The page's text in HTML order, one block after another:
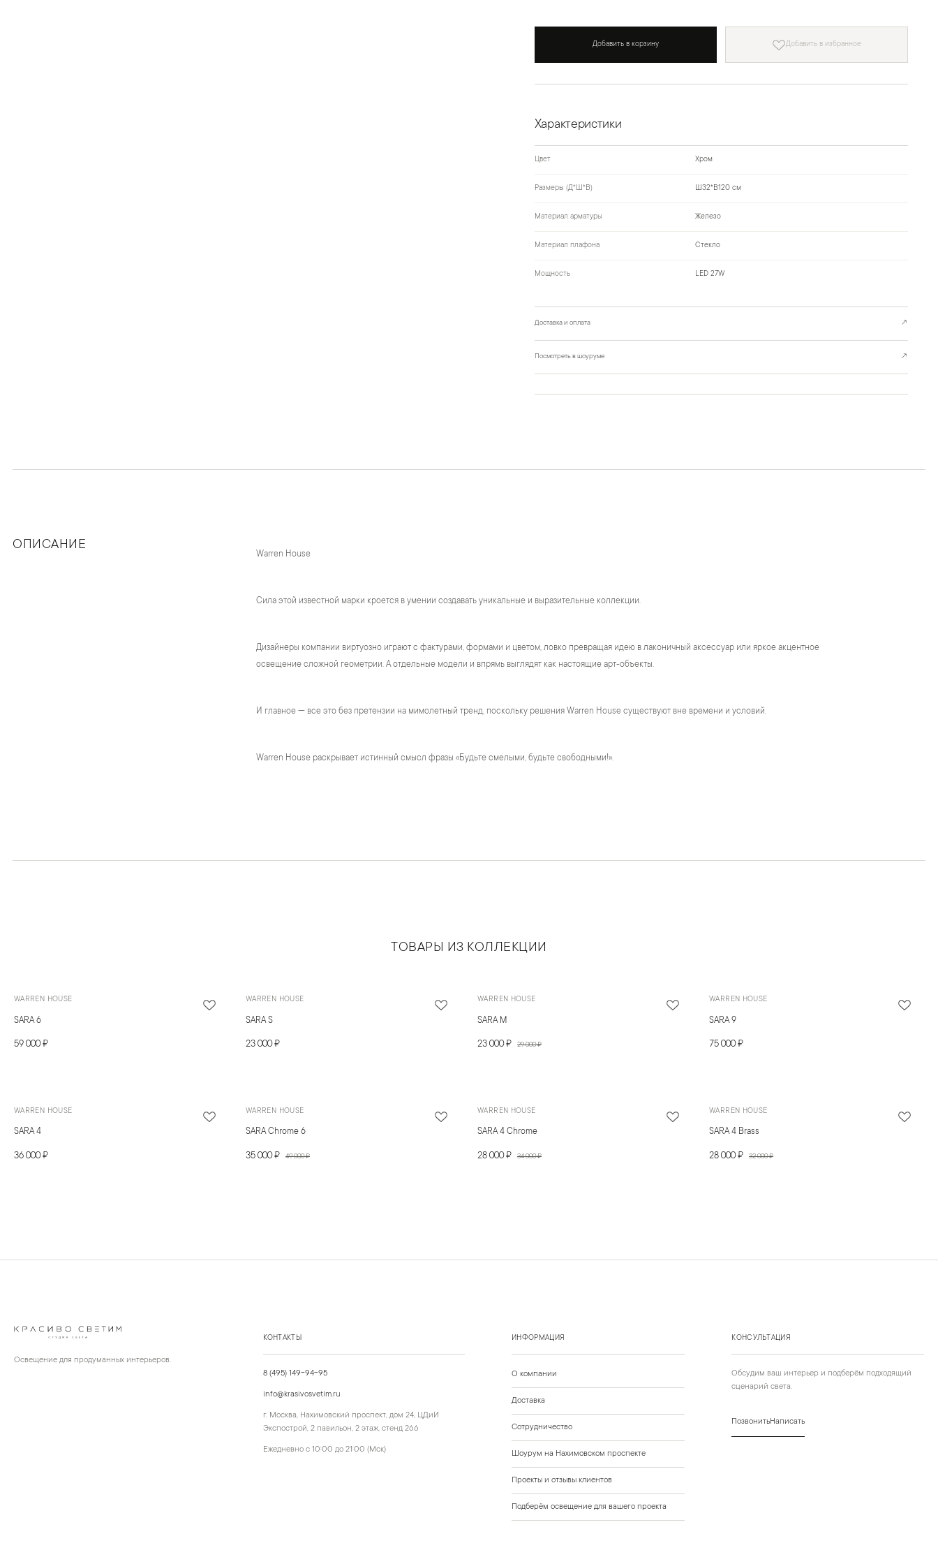
Добавить в корзину Добавить в избранное
Характеристики
Цвет Хром
Размеры (Д*Ш*В) Ш32*В120 см
Материал арматуры Железо
Материал плафона Стекло
Мощность LED 27W
Доставка и оплата ↗
Посмотреть в шоуруме ↗
ОПИСАНИЕ
Warren House
Сила этой известной марки кроется в умении создавать уникальные и выразительные коллекции.
Дизайнеры компании виртуозно играют с фактурами, формами и цветом, ловко превращая идею в лаконичный аксессуар или яркое акцентное
освещение сложной геометрии. А отдельные модели и впрямь выглядят как настоящие арт-объекты.
И главное — все это без претензии на мимолетный тренд, поскольку решения Warren House существуют вне времени и условий.
Warren House раскрывает истинный смысл фразы «Будьте смелыми, будьте свободными!».
ТОВАРЫ ИЗ КОЛЛЕКЦИИ
WARREN HOUSE
SARA 6
59 000 ₽
WARREN HOUSE
SARA S
23 000 ₽
WARREN HOUSE
SARA M
23 000 ₽ 29 000 ₽
WARREN HOUSE
SARA 9
75 000 ₽
WARREN HOUSE
SARA 4
36 000 ₽
WARREN HOUSE
SARA Chrome 6
35 000 ₽ 49 000 ₽
WARREN HOUSE
SARA 4 Chrome
28 000 ₽ 34 000 ₽
WARREN HOUSE
SARA 4 Brass
28 000 ₽ 32 000 ₽
Освещение для продуманных интерьеров.
КОНТАКТЫ
8 (495) 149-94-95
info@krasivosvetim.ru
г. Москва, Нахимовский проспект, дом 24, ЦДиИ
Экспострой, 2 павильон, 2 этаж, стенд 266
Ежедневно с 10:00 до 21:00 (Мск)
КОНСУЛЬТАЦИЯ
Обсудим ваш интерьер и подберём подходящий
сценарий света.
ПозвонитьНаписать
ИНФОРМАЦИЯ
О компании
Доставка
Сотрудничество
Шоурум на Нахимовском проспекте
Проекты и отзывы клиентов
Подберём освещение для вашего проекта